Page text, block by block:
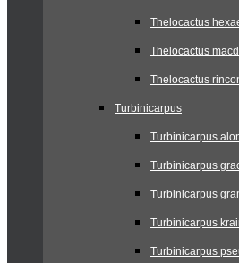
Thelocactus
Thelocactus
Thelocactus
Turbinicarpus
Turbinicarpus
Turbinicarpus
Turbinicarpus
Turbinicarpus
Turbinicarpus